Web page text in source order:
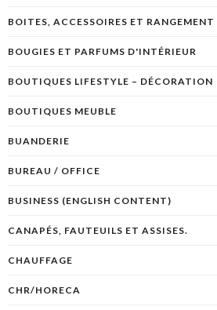
BOITES, ACCESSOIRES ET
BOUGIES ET PARFUMS D'INTÉRIEUR
BOUTIQUES LIFESTYLE – DÉCORATION
BOUTIQUES MEUBLE
BUANDERIE
BUREAU / OFFICE
BUSINESS (ENGLISH CONTENT)
CANAPÉS, FAUTEUILS ET ASSISES.
CHAUFFAGE
CHR/HORECA